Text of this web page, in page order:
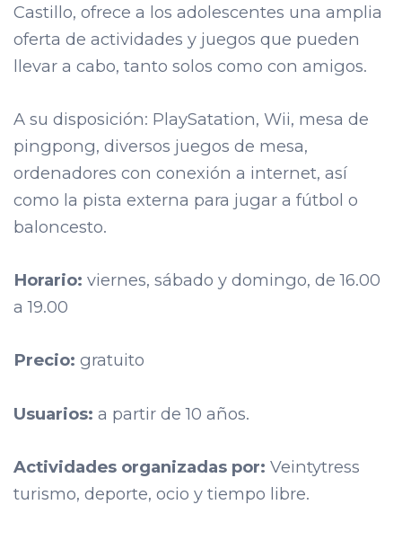
Castillo, ofrece a los adolescentes una amplia
oferta de actividades y juegos que pueden
llevar a cabo, tanto solos como con amigos.
A su disposición: PlaySatation, Wii, mesa de
pingpong, diversos juegos de mesa,
ordenadores con conexión a internet, así
como la pista externa para jugar a fútbol o
baloncesto.
Horario: viernes, sábado y domingo, de 16.00
a 19.00
Precio: gratuito
Usuarios: a partir de 10 años.
Actividades organizadas por: Veintytress
turismo, deporte, ocio y tiempo libre.